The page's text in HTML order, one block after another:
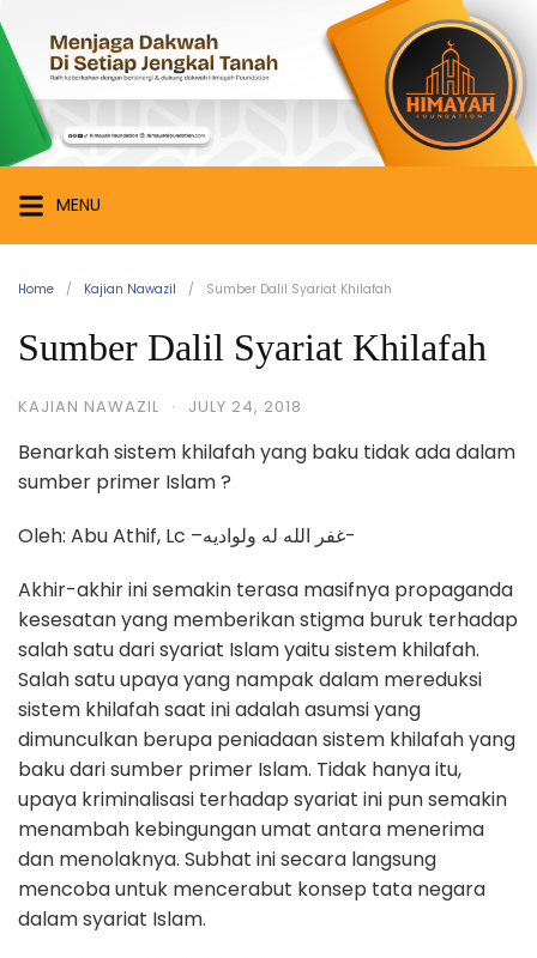
to
content
Himayah
Foundation
Menjaga
Dakwah
di
Setiap
Jengkal
MENU
Home Kajian Nawazil Sumber Dalil Syariat Khilafah
Sumber Dalil Syariat Khilafah
KAJIAN NAWAZIL · JULY 24, 2018
Benarkah sistem khilafah yang baku tidak ada dalam
sumber primer Islam ?
Oleh: Abu Athif, Lc –غفر الله له ولواديه-
Akhir-akhir ini semakin terasa masifnya propaganda
kesesatan yang memberikan stigma buruk terhadap
salah satu dari syariat Islam yaitu sistem khilafah.
Salah satu upaya yang nampak dalam mereduksi
sistem khilafah saat ini adalah asumsi yang
dimunculkan berupa peniadaan sistem khilafah yang
baku dari sumber primer Islam. Tidak hanya itu,
upaya kriminalisasi terhadap syariat ini pun semakin
menambah kebingungan umat antara menerima
dan menolaknya. Subhat ini secara langsung
mencoba untuk mencerabut konsep tata negara
dalam syariat Islam.